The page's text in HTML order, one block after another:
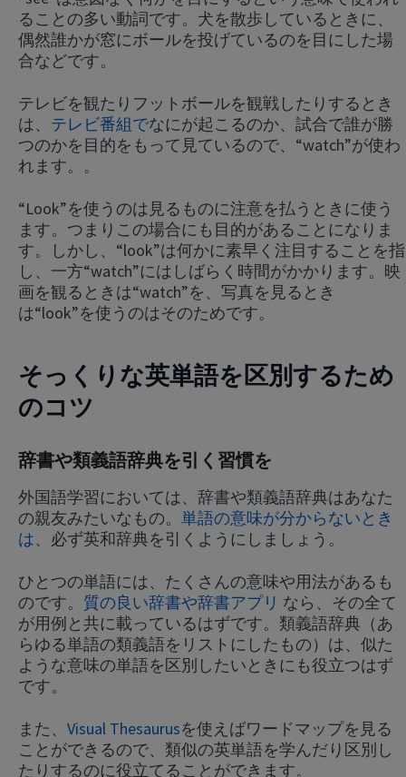
ることの多い動詞です。犬を散歩しているときに、
偶然誰かが窓にボールを投げているのを目にした場
合などです。
テレビを観たりフットボールを観戦したりするとき
は、 テレビ番組でなにが起こるのか、試合で誰が勝
つのかを目的をもって見ているので、“watch”が使わ
れます。。
“Look”を使うのは見るものに注意を払うときに使う
ます。つまりこの場合にも目的があることになりま
す。しかし、“look”は何かに素早く注目することを指
し、一方“watch”にはしばらく時間がかかります。映
画を観るときは“watch”を、写真を見るとき
は“look”を使うのはそのためです。
そっくりな英単語を区別するため
のコツ
辞書や類義語辞典を引く習慣を
外国語学習においては、辞書や類義語辞典はあなた
の親友みたいなもの。 単語の意味が分からないとき
は、必ず英和辞典を引くようにしましょう。
ひとつの単語には、たくさんの意味や用法があるも
のです。 質の良い辞書や辞書アプリ なら、その全て
が用例と共に載っているはずです。類義語辞典（あ
らゆる単語の類義語をリストにしたもの）は、似た
ような意味の単語を区別したいときにも役立つはず
です。
また、 Visual Thesaurusを使えばワードマップを見る
ことができるので、類似の英単語を学んだり区別し
たりするのに役立てることができます。